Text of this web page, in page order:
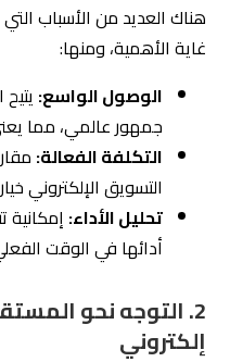
هناك العديد من الأسباب
غاية الأهمية، ومنها:
الوصول الواسع:
جمهور عالمي، مما
التكلفة الفعالة:
التسويق الإلكتروني
تحليل الأداء: إمكانية
أدائها في الوقت
2. التوجه نحو
إلكتروني